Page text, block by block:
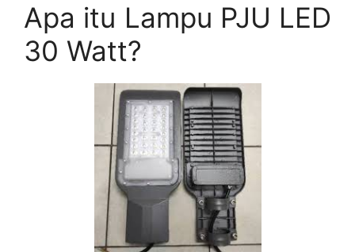
Apa itu Lampu PJU LED
30 Watt?